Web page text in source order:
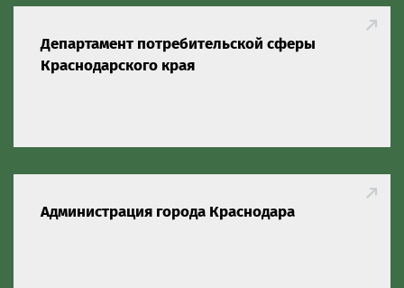
Департамент потребительской сферы
Краснодарского края
Администрация города Краснодара